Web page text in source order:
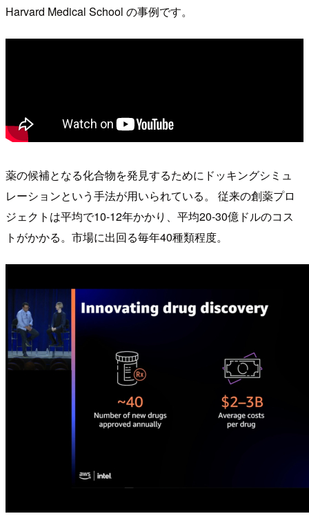
Harvard Medical School の事例です。
薬の候補となる化合物を発見するためにドッキングシミュ
レーションという手法が用いられている。 従来の創薬プロ
ジェクトは平均で10-12年かかり、平均20-30億ドルのコス
トがかかる。市場に出回る毎年40種類程度。